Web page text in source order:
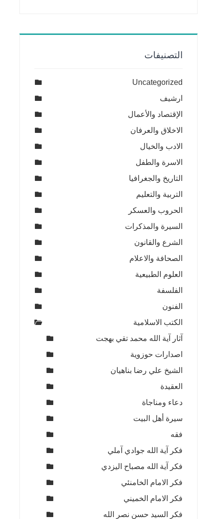
التصنيفات
Uncategorized
ارشيف
الإقتصاد والأعمال
الاخلاق والعرفان
الادب والخيال
الاسرة والطفل
التاريخ والجغرافيا
التربية والتعليم
الحروب والعسكر
السيرة والمذكرات
الشرع والقانون
الصحافة والاعلام
العلوم الطبيعية
الفلسفة
الفنون
الكتب الاسلامية
آثار آية الله محمد تقي بهجت
اصدارات حوزوية
الشيخ علي رضا بناهيان
العقيدة
دعاء ومناجاة
سيرة أهل البيت
فقه
فكر آية الله جوادي آملي
فكر آية الله مصباح اليزدي
فكر الامام الخامنئي
فكر الامام الخميني
فكر السيد حسن نصر الله